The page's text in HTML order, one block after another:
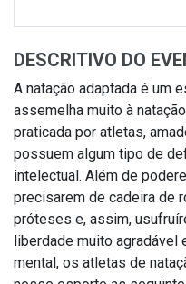
DESCRITIVO DO
A natação adaptada é um
assemelha muito à
praticada por atletas,
possuem algum tipo de
intelectual. Além de
precisarem de cadeira de
próteses e, assim,
liberdade muito
mental, os atletas de